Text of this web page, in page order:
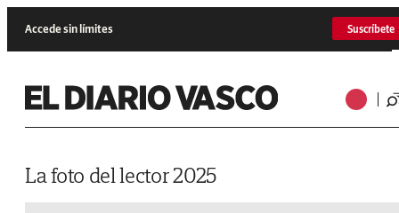
Accede sin límites Suscríbete
La foto del lector 2025